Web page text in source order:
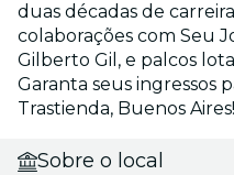
duas décadas de
colaborações com Seu
Gilberto Gil, e palcos
Garanta seus ingressos
Trastienda, Buenos Aires!
Sobre o local